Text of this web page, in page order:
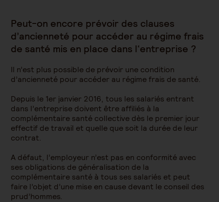
Peut-on encore prévoir des clauses
d’ancienneté pour accéder au régime frais
de santé mis en place dans l‘entreprise ?
Il n’est plus possible de prévoir une condition
d’ancienneté pour accéder au régime frais de santé.
Depuis le 1er janvier 2016, tous les salariés entrant
dans l’entreprise doivent être affiliés à la
complémentaire santé collective dès le premier jour
effectif de travail et quelle que soit la durée de leur
contrat.
A défaut, l’employeur n’est pas en conformité avec
ses obligations de généralisation de la
complémentaire santé à tous ses salariés et peut
faire l’objet d’une mise en cause devant le conseil des
prud’hommes.